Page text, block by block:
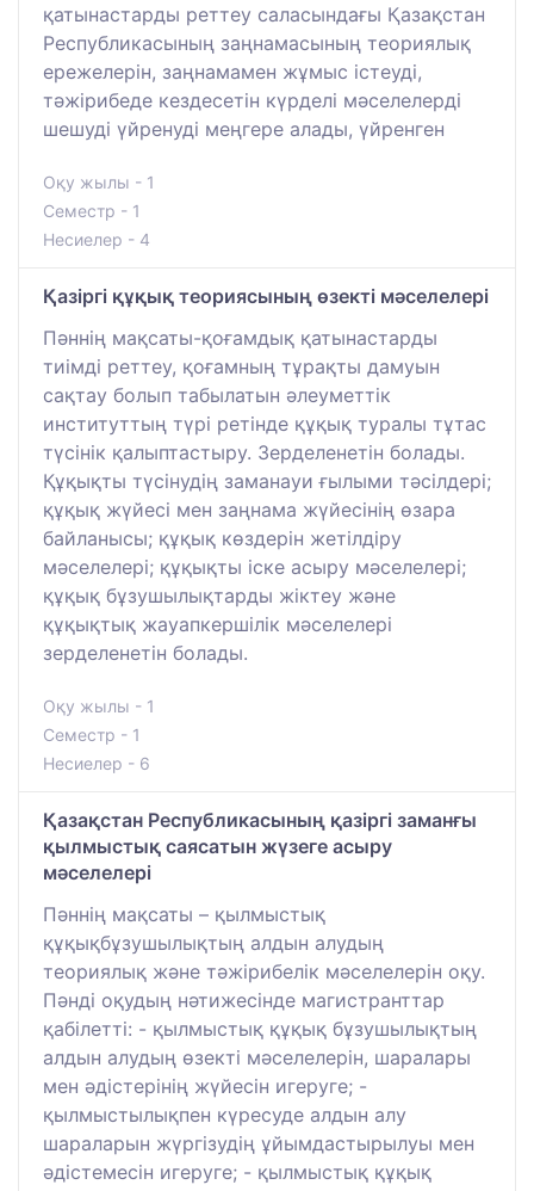
қатынастарды реттеу саласындағы Қазақстан
Республикасының заңнамасының теориялық
ережелерін, заңнамамен жұмыс істеуді,
тәжірибеде кездесетін күрделі мәселелерді
шешуді үйренуді меңгере алады, үйренген
Оқу жылы - 1
Семестр - 1
Несиелер - 4
Қазіргі құқық теориясының өзекті мәселелері
Пәннің мақсаты-қоғамдық қатынастарды
тиімді реттеу, қоғамның тұрақты дамуын
сақтау болып табылатын әлеуметтік
институттың түрі ретінде құқық туралы тұтас
түсінік қалыптастыру. Зерделенетін болады.
Құқықты түсінудің заманауи ғылыми тәсілдері;
құқық жүйесі мен заңнама жүйесінің өзара
байланысы; құқық көздерін жетілдіру
мәселелері; құқықты іске асыру мәселелері;
құқық бұзушылықтарды жіктеу және
құқықтық жауапкершілік мәселелері
зерделенетін болады.
Оқу жылы - 1
Семестр - 1
Несиелер - 6
Қазақстан Республикасының қазіргі заманғы
қылмыстық саясатын жүзеге асыру
мәселелері
Пәннің мақсаты – қылмыстық
құқықбұзушылықтың алдын алудың
теориялық және тәжірибелік мәселелерін оқу.
Пәнді оқудың нәтижесінде магистранттар
қабілетті: - қылмыстық құқық бұзушылықтың
алдын алудың өзекті мәселелерін, шаралары
мен әдістерінің жүйесін игеруге; -
қылмыстылықпен күресуде алдын алу
шараларын жүргізудің ұйымдастырылуы мен
әдістемесін игеруге; - қылмыстық құқық